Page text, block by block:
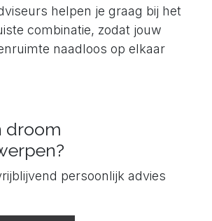
helpen je graag bij het
combinatie, zodat jouw
naadloos op elkaar
droom
persoonlijk advies